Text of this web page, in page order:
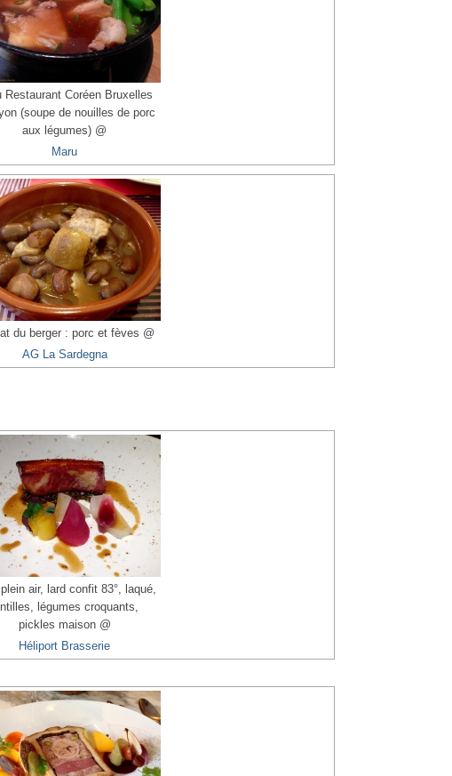
Restaurant Coréen Bruxelles
(soupe de nouilles de porc
aux légumes) @
Maru
du berger : porc et fèves @
AG La Sardegna
air, lard confit 83°, laqué,
légumes croquants,
pickles maison @
Héliport Brasserie